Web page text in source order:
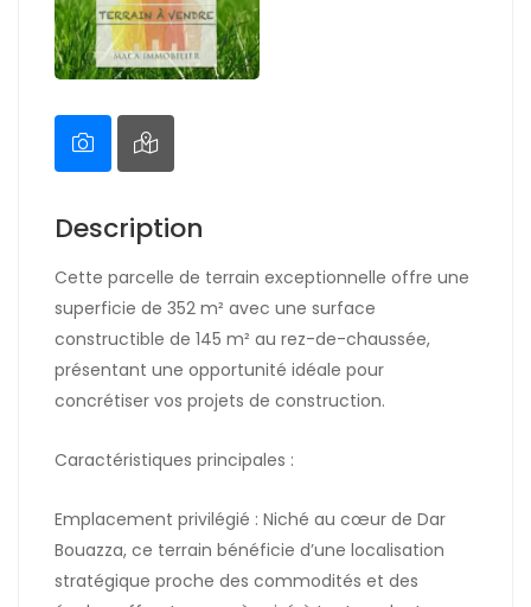
Description
Cette parcelle de terrain exceptionnelle offre une
superficie de 352 m² avec une surface
constructible de 145 m² au rez-de-chaussée,
présentant une opportunité idéale pour
concrétiser vos projets de construction.
Caractéristiques principales :
Emplacement privilégié : Niché au cœur de Dar
Bouazza, ce terrain bénéficie d’une localisation
stratégique proche des commodités et des